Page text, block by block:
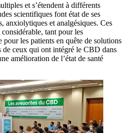
et s’étendent à différents
scientifiques font état de ses
anxiolytiques et analgésiques. Ces
tant pour les
pour les patients en quête de solutions
de ceux qui ont intégré le CBD dans
amélioration de l’état de santé